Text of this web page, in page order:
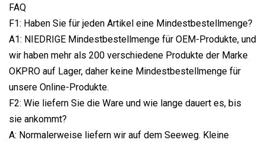
FAQ
F1: Haben Sie für jeden Artikel eine Mindestbestellmenge?
A1: NIEDRIGE Mindestbestellmenge für OEM-Produkte, und
wir haben mehr als 200 verschiedene Produkte der Marke
OKPRO auf Lager, daher keine Mindestbestellmenge für
unsere Online-Produkte.
F2: Wie liefern Sie die Ware und wie lange dauert es, bis
sie ankommt?
A: Normalerweise liefern wir auf dem Seeweg. Kleine